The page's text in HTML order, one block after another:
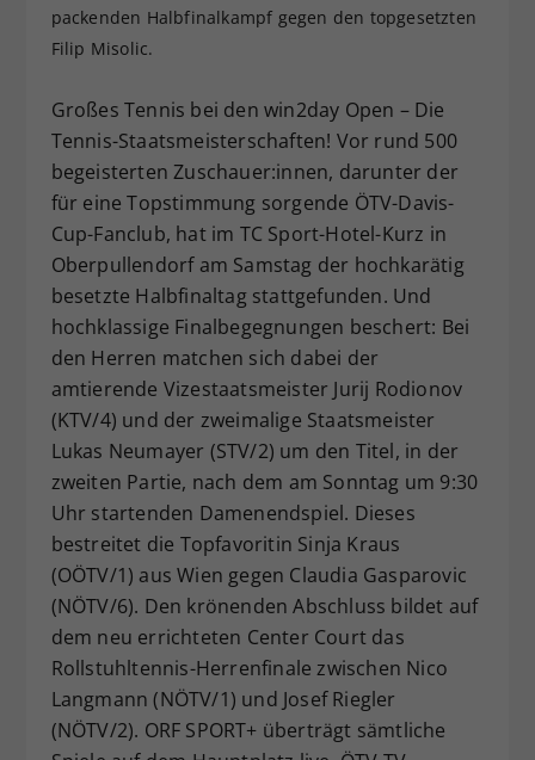
packenden Halbfinalkampf gegen den topgesetzten
Filip Misolic.
Großes Tennis bei den win2day Open – Die
Tennis-Staatsmeisterschaften! Vor rund 500
begeisterten Zuschauer:innen, darunter der
für eine Topstimmung sorgende ÖTV-Davis-
Cup-Fanclub, hat im TC Sport-Hotel-Kurz in
Oberpullendorf am Samstag der hochkarätig
besetzte Halbfinaltag stattgefunden. Und
hochklassige Finalbegegnungen beschert: Bei
den Herren matchen sich dabei der
amtierende Vizestaatsmeister Jurij Rodionov
(KTV/4) und der zweimalige Staatsmeister
Lukas Neumayer (STV/2) um den Titel, in der
zweiten Partie, nach dem am Sonntag um 9:30
Uhr startenden Damenendspiel. Dieses
bestreitet die Topfavoritin Sinja Kraus
(OÖTV/1) aus Wien gegen Claudia Gasparovic
(NÖTV/6). Den krönenden Abschluss bildet auf
dem neu errichteten Center Court das
Rollstuhltennis-Herrenfinale zwischen Nico
Langmann (NÖTV/1) und Josef Riegler
(NÖTV/2). ORF SPORT+ überträgt sämtliche
Zweck
Dieser Wert speichert Ihre Consent-
historische Speicherung Ihrer
vorgenommen Einstellungen, falls der
Webseiten-Betreiber dies eingestellt
hat.